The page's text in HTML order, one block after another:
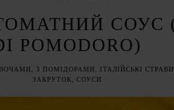
СОУС
POMODORO)
З ПОМІДОРАМИ ІТАЛІЙСЬКІ СТРАВИ
ЗАКРУТОК
СОУСИ